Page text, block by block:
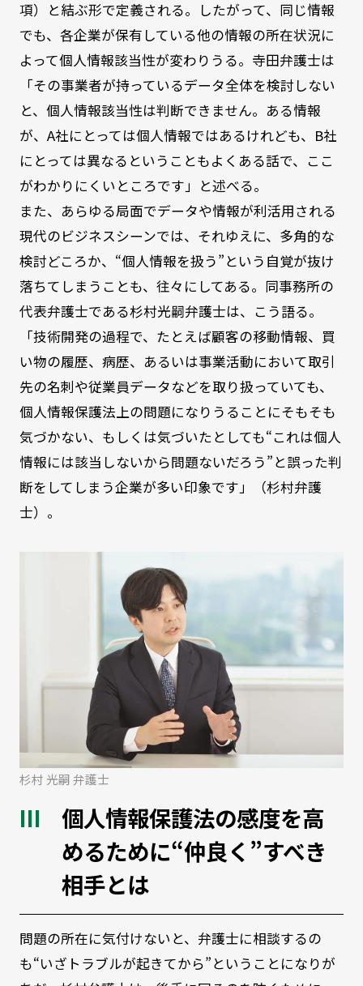
項）と結ぶ形で定義される。したがって、同じ情報
でも、各企業が保有している他の情報の所在状況に
よって個人情報該当性が変わりうる。寺田弁護士は
「その事業者が持っているデータ全体を検討しない
と、個人情報該当性は判断できません。ある情報
が、A社にとっては個人情報ではあるけれども、B社
にとっては異なるということもよくある話で、ここ
がわかりにくいところです」と述べる。
また、あらゆる局面でデータや情報が利活用される
現代のビジネスシーンでは、それゆえに、多角的な
検討どころか、“個人情報を扱う”という自覚が抜け
落ちてしまうことも、往々にしてある。同事務所の
代表弁護士である杉村光嗣弁護士は、こう語る。
「技術開発の過程で、たとえば顧客の移動情報、買
い物の履歴、病歴、あるいは事業活動において取引
先の名刺や従業員データなどを取り扱っていても、
個人情報保護法上の問題になりうることにそもそも
気づかない、もしくは気づいたとしても“これは個人
情報には該当しないから問題ないだろう”と誤った判
断をしてしまう企業が多い印象です」（杉村弁護
士）。
杉村 光嗣 弁護士
個人情報保護法の感度を高
めるために“仲良く”すべき
相手とは
問題の所在に気付けないと、弁護士に相談するの
も“いざトラブルが起きてから”ということになりが